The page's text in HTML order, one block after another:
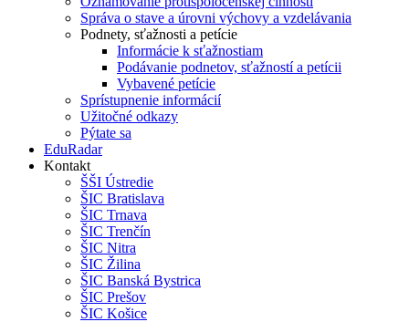
Správa o stave a úrovni výchovy a vzdelávania
Podnety, sťažnosti a petície
Informácie k sťažnostiam
Podávanie podnetov, sťažností a petícii
Vybavené petície
Sprístupnenie informácií
Užitočné odkazy
Pýtate sa
EduRadar
Kontakt
ŠŠI Ústredie
ŠIC Bratislava
ŠIC Trnava
ŠIC Trenčín
ŠIC Nitra
ŠIC Žilina
ŠIC Banská Bystrica
ŠIC Prešov
ŠIC Košice